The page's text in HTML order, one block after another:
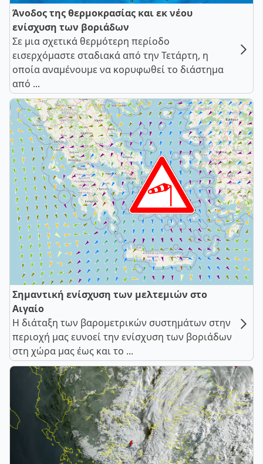
Άνοδος της θερμοκρασίας και εκ νέου
ενίσχυση των βοριάδων
Σε μια σχετικά θερμότερη περίοδο
εισερχόμαστε σταδιακά από την Τετάρτη, η
οποία αναμένουμε να κορυφωθεί το διάστημα
από ...
Σημαντική ενίσχυση των μελτεμιών στο
Αιγαίο
Η διάταξη των βαρομετρικών συστημάτων στην
περιοχή μας ευνοεί την ενίσχυση των βοριάδων
στη χώρα μας έως και το ...